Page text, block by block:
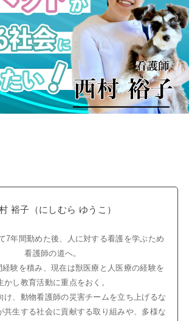
裕子（にしむら ゆうこ）
7年間勤めた後、人に対する看護を学ぶため
看護師の道へ。
経験を積み、現在は獣医療と人医療の経験を
かし教育活動に重点をおく。
け、動物看護師の災害チームを立ち上げるな
共生する社会に貢献する取り組みや、多様な